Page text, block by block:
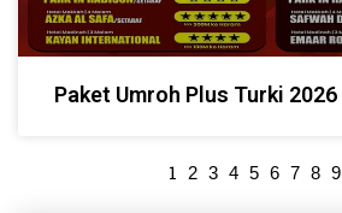
Paket Umroh Plus Turki 2026
1 2 3 4 5 6 7 8 9